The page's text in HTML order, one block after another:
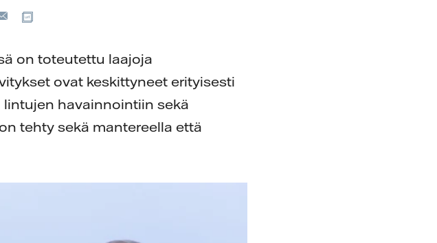
Sähköposti
on toteutettu laajoja
ovat keskittyneet erityisesti
havainnointiin sekä
tehty sekä mantereella että